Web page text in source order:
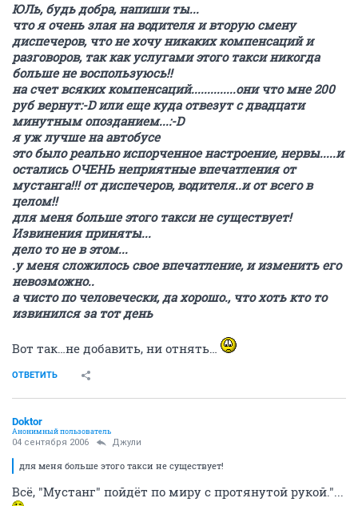
ЮЛь, будь добра, напиши ты...
что я очень злая на водителя и вторую смену
диспечеров, что не хочу никаких компенсаций и
разговоров, так как услугами этого такси никогда
больше не воспользуюсь!!
на счет всяких компенсаций..............они что мне 200
руб вернут:-D или еще куда отвезут с двадцати
минутным опозданием...:-D
я уж лучше на автобусе
это было реально испорченное настроение, нервы.....и
остались ОЧЕНЬ неприятные впечатления от
мустанга!!! от диспечеров, водителя..и от всего в
целом!!
для меня больше этого такси не существует!
Извинения приняты...
дело то не в этом...
.у меня сложилось свое впечатление, и изменить его
невозможно..
а чисто по человечески, да хорошо., что хоть кто то
извинился за тот день
Вот так…не добавить, ни отнять…
ОТВЕТИТЬ
Doktor
Анонимный пользователь
04 сентября 2006 Джули
для меня больше этого такси не существует!
Всё, "Мустанг" пойдёт по миру с протянутой рукой."...